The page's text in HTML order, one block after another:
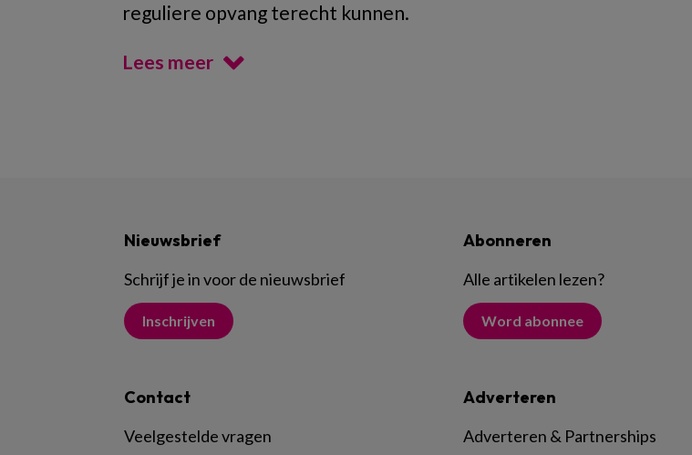
reguliere opvang terecht kunnen.
Lees meer
Nieuwsbrief
Schrijf je in voor de nieuwsbrief
Inschrijven
Abonneren
Alle artikelen lezen?
Word abonnee
Contact
Veelgestelde vragen
Adverteren
Adverteren & Partnerships